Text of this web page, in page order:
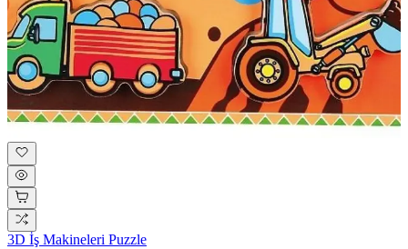
3D İş Makineleri Puzzle